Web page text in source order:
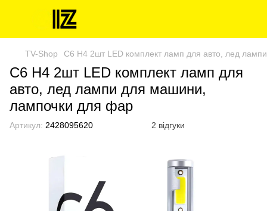
TV-Shop C6 H4 2шт LED комплект ламп для авто, лед
C6 H4 2шт LED комплект ламп для
авто, лед лампи для машини,
лампочки для фар
Артикул: 2428095620 2 відгуки